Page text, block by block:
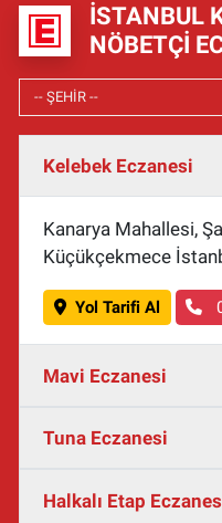
İSTANBUL
NÖBETÇI
Kelebek Eczanesi
Kanarya Mahallesi,
Küçükçekmece
Yol Tarifi Al
Mavi Eczanesi
Tuna Eczanesi
Halkalı Etap